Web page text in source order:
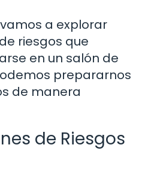
a explorar
riesgos que
en un salón de
prepararnos
de manera
de Riesgos